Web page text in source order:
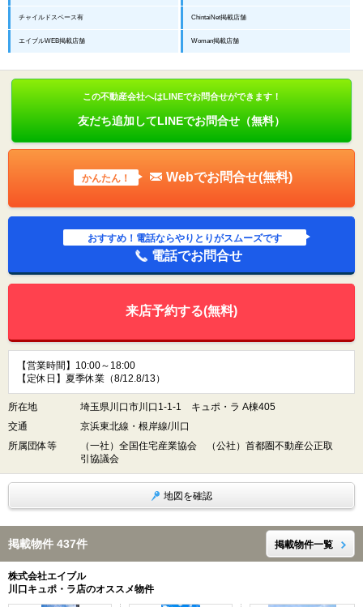
チャイルドスペース有 ChintaiNet掲載店舗
エイブルWEB掲載店舗 Woman掲載店舗
この不動産会社へはLINEでお問合せができます！
友だち追加してLINEでお問合せ（無料）
かんたん！ Webでお問合せ(無料)
おすすめ！電話ならやりとりがスムーズです
電話でお問合せ
来店予約する(無料)
【営業時間】10:00～18:00
【定休日】夏季休業（8/12.8/13）
所在地
埼玉県川口市川口1-1-1 キュポ・ラ A棟405
交通
京浜東北線・根岸線/川口
所属団体等
（一社）全国住宅産業協会 （公社）首都圏不動産公正取
引協議会
地図を確認
掲載物件 437件 掲載物件一覧
株式会社エイブル
川口キュポ・ラ店のオススメ物件